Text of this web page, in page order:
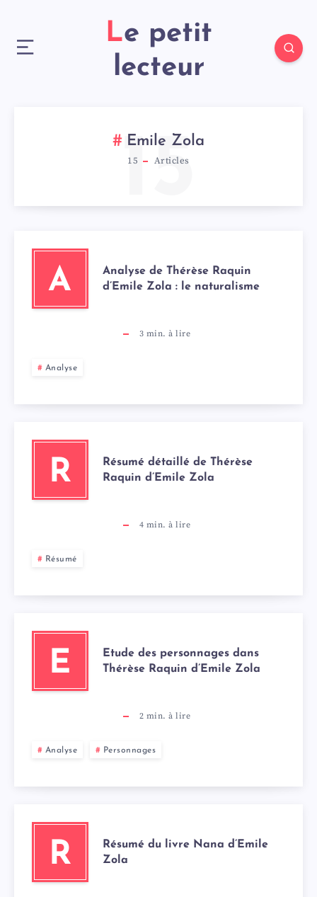
Le petit
lecteur
Emile Zola
15 Articles
15
A
Analyse de Thérèse Raquin
d’Emile Zola : le naturalisme
3 min. à lire
Analyse
R
Résumé détaillé de Thérèse
Raquin d’Emile Zola
4 min. à lire
Résumé
E
Etude des personnages dans
Thérèse Raquin d’Emile Zola
2 min. à lire
Analyse Personnages
R
Résumé du livre Nana d’Emile
Zola